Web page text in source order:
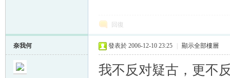
回復
奈我何 發表於 2006-12-10 23:25 顯示全部樓層
我不反对疑古，更不